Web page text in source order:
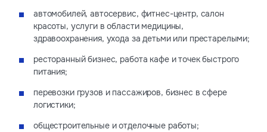
автомобилей, автосервис, фитнес-центр, салон
красоты, услуги в области медицины,
здравоохранения, ухода за детьми или престарелыми;
ресторанный бизнес, работа кафе и точек быстрого
питания;
перевозки грузов и пассажиров, бизнес в сфере
логистики;
общестроительные и отделочные работы;